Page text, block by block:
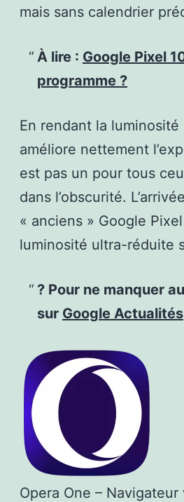
mais sans calendrier
À lire : Google Pixel
programme ?
En rendant la
améliore nettement
est pas un pour tous
dans l’obscurité.
« anciens » Google
luminosité ultra-réduite
? Pour ne manquer
sur Google Actualités
Opera One – Navigateur